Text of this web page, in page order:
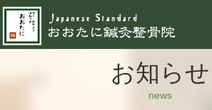
お知らせ
news